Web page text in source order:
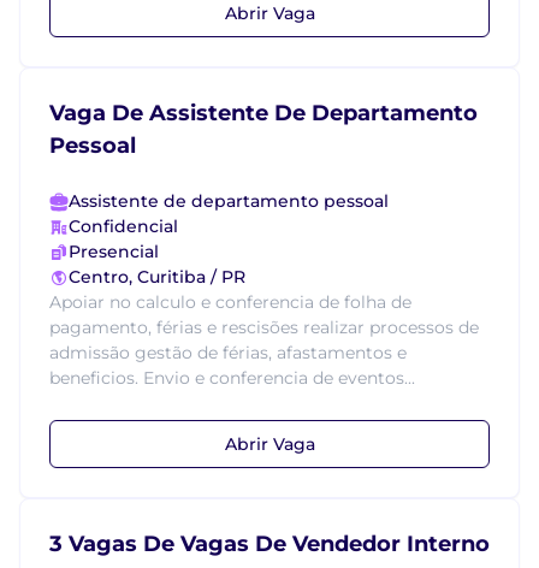
Abrir Vaga
Vaga De Assistente De Departamento
Pessoal
Assistente de departamento pessoal
Confidencial
Presencial
Centro, Curitiba / PR
Apoiar no calculo e conferencia de folha de
pagamento, férias e rescisões realizar processos de
admissão gestão de férias, afastamentos e
beneficios. Envio e conferencia de eventos...
Abrir Vaga
3 Vagas De Vagas De Vendedor Interno